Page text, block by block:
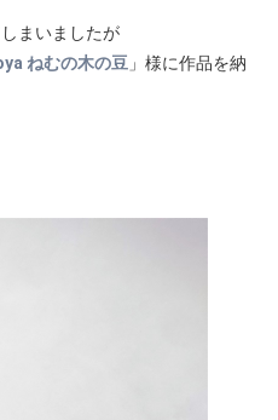
まいましたが
ねむの木の豆 」様に作品を納